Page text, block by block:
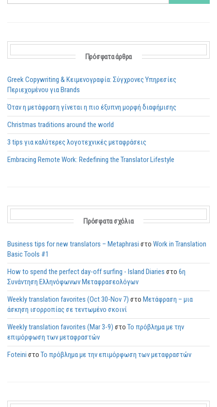
Πρόσφατα άρθρα
Greek Copywriting & Κειμενογραφία: Σύγχρονες Υπηρεσίες
Περιεχομένου για Brands
Όταν η μετάφραση γίνεται η πιο έξυπνη μορφή διαφήμισης
Christmas traditions around the world
3 tips για καλύτερες λογοτεχνικές μεταφράσεις
Embracing Remote Work: Redefining the Translator Lifestyle
Πρόσφατα σχόλια
Business tips for new translators – Metaphrasi στο Work in Translation
Basic Tools #1
How to spend the perfect day-off surfing - Island Diaries στο 6η
Συνάντηση Ελληνόφωνων Μεταφρασεολόγων
Weekly translation favorites (Oct 30-Nov 7) στο Μετάφραση – μια
άσκηση ισορροπίας σε τεντωμένο σκοινί
Weekly translation favorites (Mar 3-9) στο Το πρόβλημα με την
επιμόρφωση των μεταφραστών
Foteini στο Το πρόβλημα με την επιμόρφωση των μεταφραστών